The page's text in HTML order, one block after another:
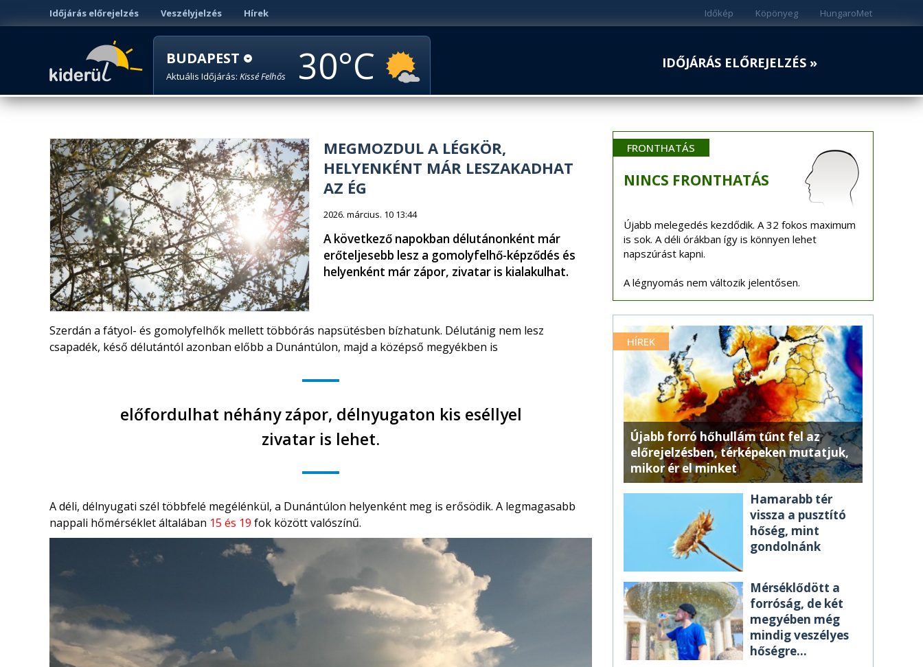
Időjárás előrejelzés Veszélyjelzés Hírek HungaroMet
Köpönyeg
Időkép
BUDAPEST
Aktuális Időjárás: Kissé Felhős 30 IDŐJÁRÁS ELŐREJELZÉS »
MEGMOZDUL A LÉGKÖR,
HELYENKÉNT MÁR LESZAKADHAT
AZ ÉG
2026. március. 10 13:44
A következő napokban délutánonként már
erőteljesebb lesz a gomolyfelhő-képződés és
helyenként már zápor, zivatar is kialakulhat.
Szerdán a fátyol- és gomolyfelhők mellett többórás napsütésben bízhatunk. Délutánig nem lesz
csapadék, késő délutántól azonban előbb a Dunántúlon, majd a középső megyékben is
előfordulhat néhány zápor, délnyugaton kis eséllyel
zivatar is lehet.
A déli, délnyugati szél többfelé megélénkül, a Dunántúlon helyenként meg is erősödik. A legmagasabb
nappali hőmérséklet általában 15 és 19 fok között valószínű.
FRONTHATÁS
NINCS FRONTHATÁS
Újabb melegedés kezdődik. A 32 fokos maximum
is sok. A déli órákban így is könnyen lehet
napszúrást kapni.
A légnyomás nem változik jelentősen.
HÍREK
Újabb forró hőhullám tűnt fel az
előrejelzésben, térképeken mutatjuk,
mikor ér el minket
Hamarabb tér
vissza a pusztító
hőség, mint
gondolnánk
Mérséklődött a
forróság, de két
megyében még
mindig veszélyes
hőségre